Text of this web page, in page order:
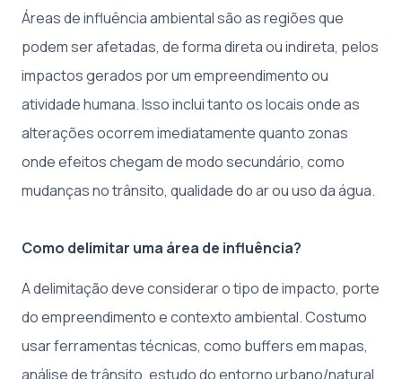
Áreas de influência ambiental são as regiões que
podem ser afetadas, de forma direta ou indireta, pelos
impactos gerados por um empreendimento ou
atividade humana. Isso inclui tanto os locais onde as
alterações ocorrem imediatamente quanto zonas
onde efeitos chegam de modo secundário, como
mudanças no trânsito, qualidade do ar ou uso da água.
Como delimitar uma área de influência?
A delimitação deve considerar o tipo de impacto, porte
do empreendimento e contexto ambiental. Costumo
usar ferramentas técnicas, como buffers em mapas,
análise de trânsito, estudo do entorno urbano/natural